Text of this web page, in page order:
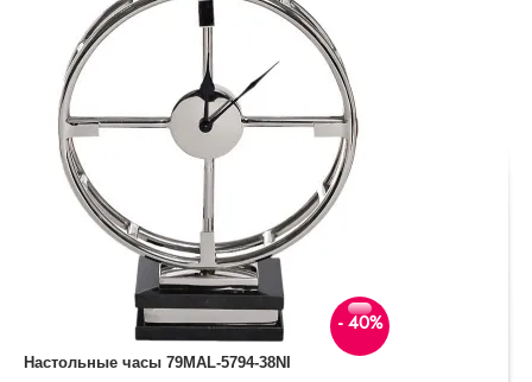
- 40%
Настольные часы 79MAL-5794-38NI